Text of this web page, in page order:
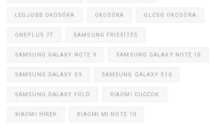
LEGJOBB OKOSÓRA OKOSÓRA OLCSÓ OKOSÓRA
ONEPLUS 7T SAMSUNG FRISSÍTÉS
SAMSUNG GALAXY NOTE 9 SAMSUNG GALAXY NOTE 10
SAMSUNG GALAXY S9 SAMSUNG GALAXY S10
SAMSUNG GALAXY FOLD XIAOMI CUCCOK
XIAOMI HÍREK XIAOMI MI NOTE 10